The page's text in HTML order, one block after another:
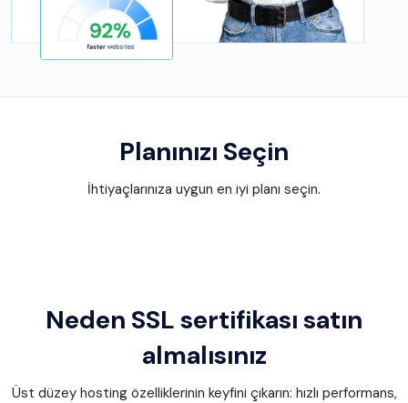
Planınızı Seçin
İhtiyaçlarınıza uygun en iyi planı seçin.
Neden SSL sertifikası satın
almalısınız
Üst düzey hosting özelliklerinin keyfini çıkarın: hızlı performans,